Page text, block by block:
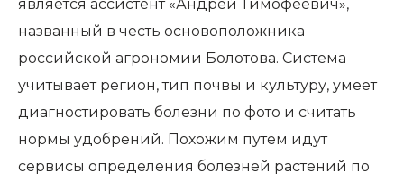
является ассистент «Андрей Тимофеевич»,
названный в честь основоположника
российской агрономии Болотова. Система
учитывает регион, тип почвы и культуру, умеет
диагностировать болезни по фото и считать
нормы удобрений. Похожим путем идут
сервисы определения болезней растений по